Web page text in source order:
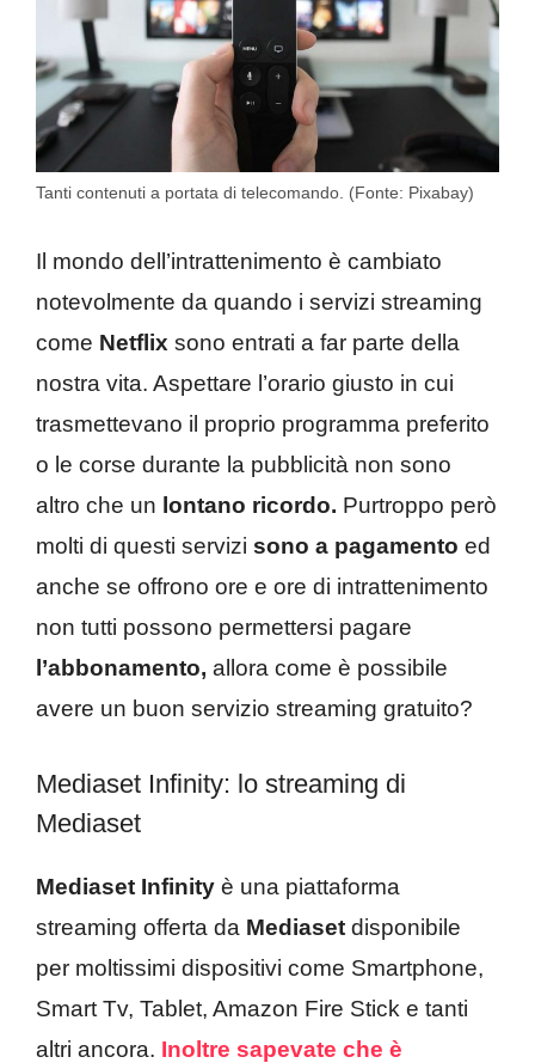
Tanti contenuti a portata di telecomando. (Fonte: Pixabay)
Il mondo dell’intrattenimento è cambiato
notevolmente da quando i servizi streaming
come Netflix sono entrati a far parte della
nostra vita. Aspettare l’orario giusto in cui
trasmettevano il proprio programma preferito
o le corse durante la pubblicità non sono
altro che un lontano ricordo. Purtroppo però
molti di questi servizi sono a pagamento ed
anche se offrono ore e ore di intrattenimento
non tutti possono permettersi pagare
l’abbonamento, allora come è possibile
avere un buon servizio streaming gratuito?
Mediaset Infinity: lo streaming di
Mediaset
Mediaset Infinity è una piattaforma
streaming offerta da Mediaset disponibile
per moltissimi dispositivi come Smartphone,
Smart Tv, Tablet, Amazon Fire Stick e tanti
altri ancora. Inoltre sapevate che è